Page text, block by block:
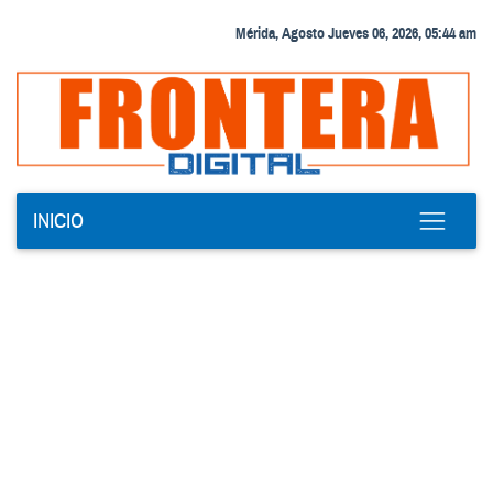
Mérida, Agosto Jueves 06, 2026, 05:44 am
INICIO